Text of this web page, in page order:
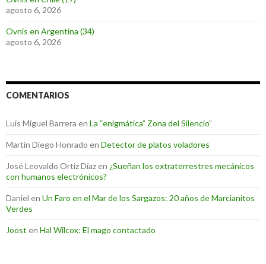
agosto 6, 2026
Ovnis en Argentina (34)
agosto 6, 2026
COMENTARIOS
Luis Miguel Barrera en La “enigmática” Zona del Silencio”
Martin Diego Honrado en Detector de platos voladores
José Leovaldo Ortiz Díazen ¿Sueñan los extraterrestres mecánicos
con humanos electrónicos?
Daniel en Un Faro en el Mar de los Sargazos: 20 años de Marcianitos
Verdes
Joost en Hal Wilcox: El mago contactado